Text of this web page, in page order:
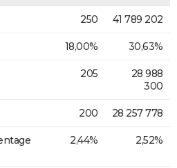
250 41 789 202
18,00% 30,63%
205
28 988
300
200 28 257 778
2,44% 2,52%